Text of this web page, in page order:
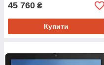
45 760 ₴
Купити